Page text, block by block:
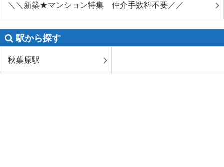
＼＼新築★マンション特集 仲介手数料不要／／
駅から探す
秋葉原駅